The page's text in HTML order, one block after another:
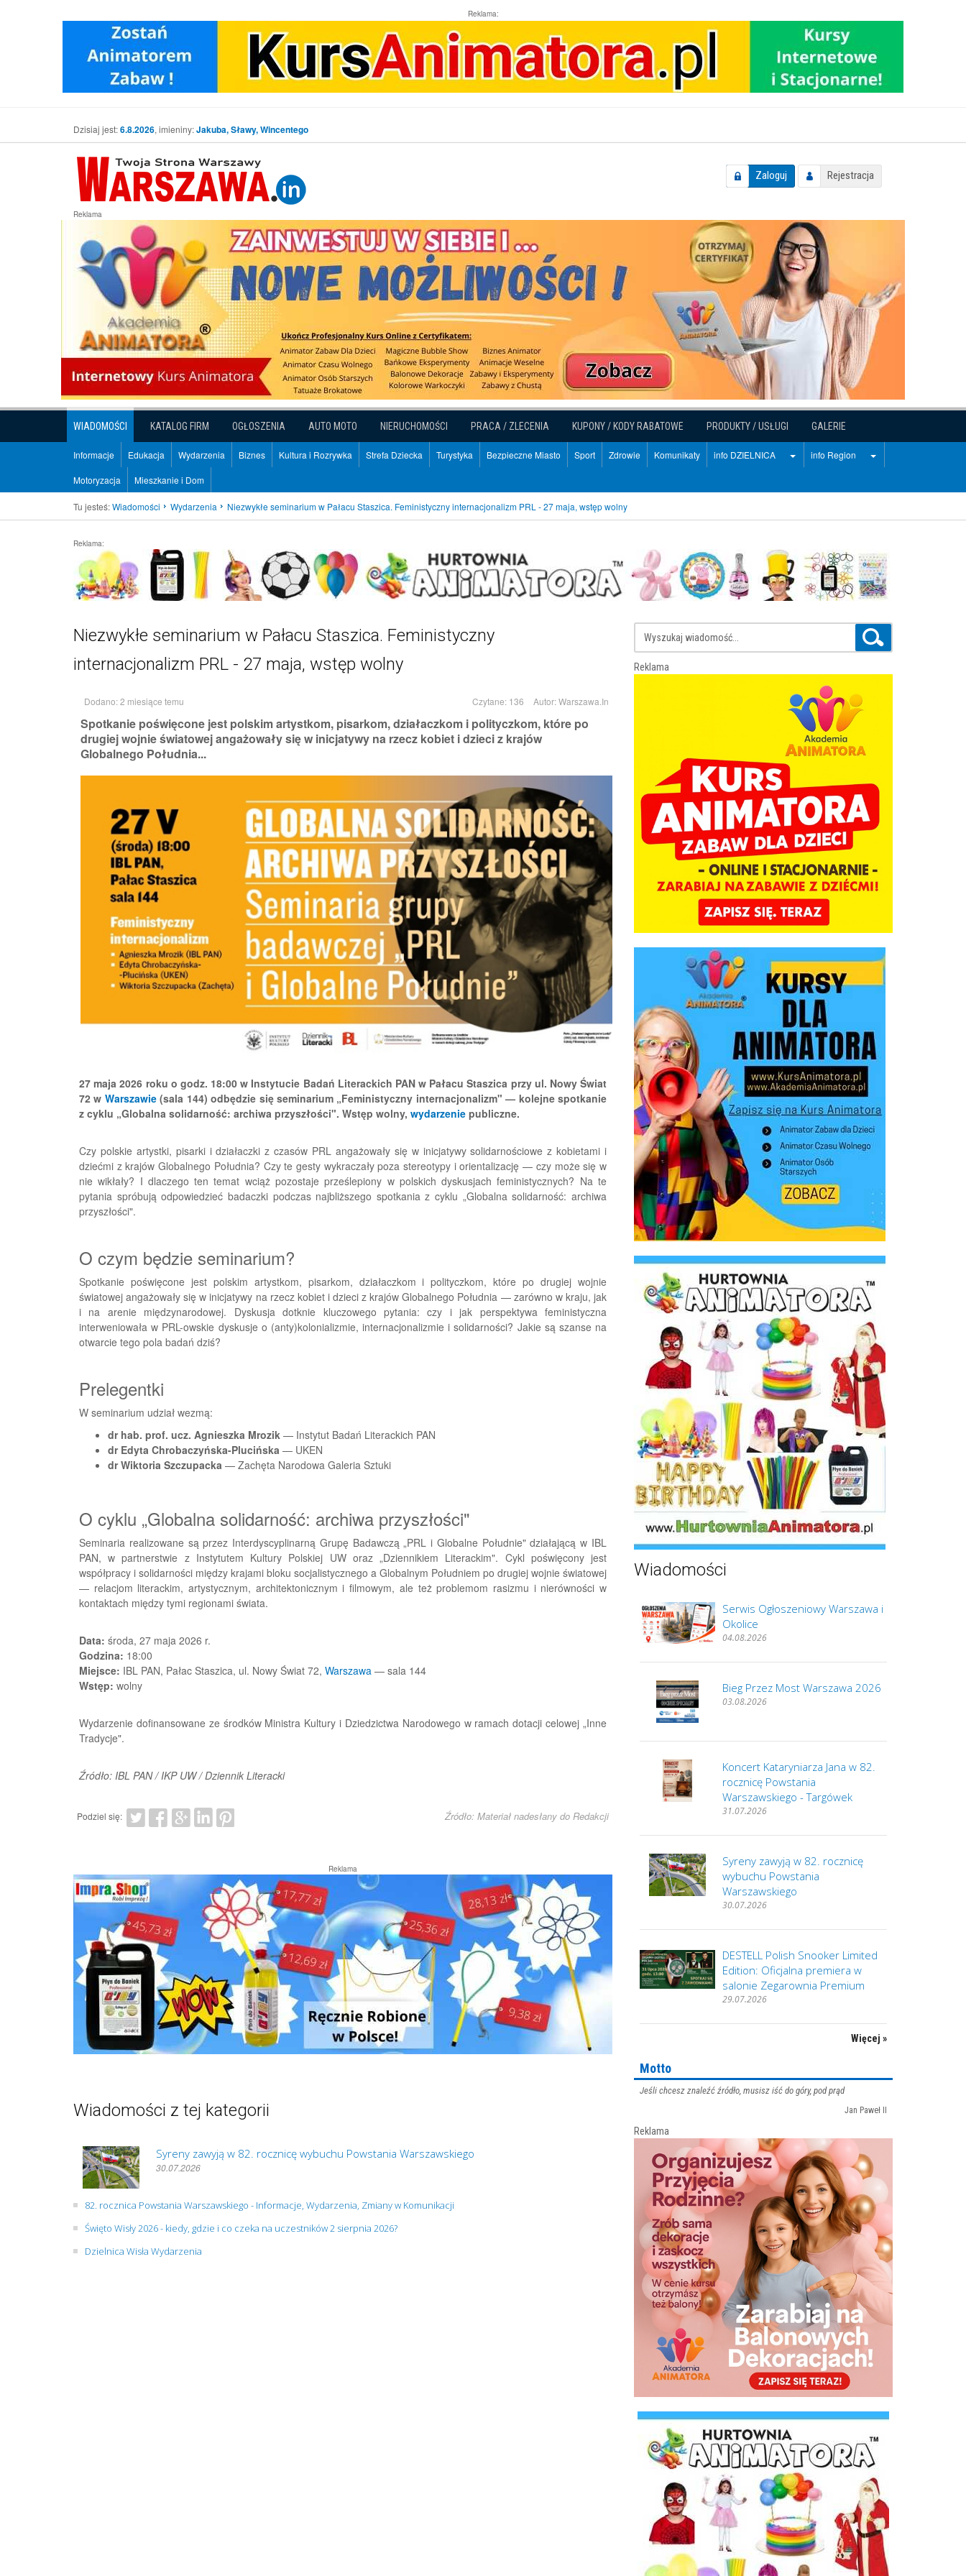
Reklama:
Dzisiaj jest:6.8.2026, imieniny:Jakuba, Sławy, Wincentego
Zaloguj Rejestracja
Reklama
WIADOMOŚCI KATALOG FIRM OGŁOSZENIA AUTO MOTO NIERUCHOMOŚCI PRACA / ZLECENIA KUPONY / KODY RABATOWE PRODUKTY / USŁUGI GALERIE
Informacje Edukacja Wydarzenia Biznes Kultura i Rozrywka Strefa Dziecka Turystyka Bezpieczne Miasto Sport Zdrowie Komunikaty info DZIELNICA info Region
Motoryzacja Mieszkanie i Dom
Tu jesteś:Wiadomości Wydarzenia Niezwykłe seminarium w Pałacu Staszica. Feministyczny internacjonalizm PRL - 27 maja, wstęp wolny
Reklama:
Niezwykłe seminarium w Pałacu Staszica. Feministyczny
internacjonalizm PRL - 27 maja, wstęp wolny
Dodano: 2 miesiące temu Czytane: 136 Autor:Warszawa.In
Spotkanie poświęcone jest polskim artystkom, pisarkom, działaczkom i polityczkom, które po
drugiej wojnie światowej angażowały się w inicjatywy na rzecz kobiet i dzieci z krajów
Globalnego Południa...
27 maja 2026 roku o godz. 18:00 w Instytucie Badań Literackich PAN w Pałacu Staszica przy ul. Nowy Świat
72 w Warszawie(sala 144) odbędzie się seminarium „Feministyczny internacjonalizm" — kolejne spotkanie
z cyklu „Globalna solidarność: archiwa przyszłości". Wstęp wolny, wydarzenie publiczne.
Czy polskie artystki, pisarki i działaczki z czasów PRL angażowały się w inicjatywy solidarnościowe z kobietami i
dziećmi z krajów Globalnego Południa? Czy te gesty wykraczały poza stereotypy i orientalizację — czy może się w
nie wikłały? I dlaczego ten temat wciąż pozostaje prześlepiony w polskich dyskusjach feministycznych? Na te
pytania spróbują odpowiedzieć badaczki podczas najbliższego spotkania z cyklu „Globalna solidarność: archiwa
przyszłości".
O czym będzie seminarium?
Spotkanie poświęcone jest polskim artystkom, pisarkom, działaczkom i polityczkom, które po drugiej wojnie
światowej angażowały się w inicjatywy na rzecz kobiet i dzieci z krajów Globalnego Południa — zarówno w kraju, jak
i na arenie międzynarodowej. Dyskusja dotknie kluczowego pytania: czy i jak perspektywa feministyczna
interweniowała w PRL-owskie dyskusje o (anty)kolonializmie, internacjonalizmie i solidarności? Jakie są szanse na
otwarcie tego pola badań dziś?
Prelegentki
W seminarium udział wezmą:
dr hab. prof. ucz. Agnieszka Mrozik — Instytut Badań Literackich PAN
dr Edyta Chrobaczyńska-Plucińska — UKEN
dr Wiktoria Szczupacka — Zachęta Narodowa Galeria Sztuki
O cyklu „Globalna solidarność: archiwa przyszłości"
Seminaria realizowane są przez Interdyscyplinarną Grupę Badawczą „PRL i Globalne Południe" działającą w IBL
PAN, w partnerstwie z Instytutem Kultury Polskiej UW oraz „Dziennikiem Literackim". Cykl poświęcony jest
współpracy i solidarności między krajami bloku socjalistycznego a Globalnym Południem po drugiej wojnie światowej
— relacjom literackim, artystycznym, architektonicznym i filmowym, ale też problemom rasizmu i nierówności w
kontaktach między tymi regionami świata.
Data: środa, 27 maja 2026 r.
Godzina: 18:00
Miejsce: IBL PAN, Pałac Staszica, ul. Nowy Świat 72, Warszawa — sala 144
Wstęp: wolny
Wydarzenie dofinansowane ze środków Ministra Kultury i Dziedzictwa Narodowego w ramach dotacji celowej „Inne
Tradycje".
Źródło: IBL PAN / IKP UW / Dziennik Literacki
Podziel się: Źródło: Materiał nadesłany do Redakcji
Reklama
Wiadomości z tej kategorii
Syreny zawyją w 82. rocznicę wybuchu Powstania Warszawskiego
30.07.2026
82. rocznica Powstania Warszawskiego - Informacje, Wydarzenia, Zmiany w Komunikacji
Święto Wisły 2026 - kiedy, gdzie i co czeka na uczestników 2 sierpnia 2026?
Dzielnica Wisła Wydarzenia
Reklama
Wiadomości
Serwis Ogłoszeniowy Warszawa i
Okolice
04.08.2026
Bieg Przez Most Warszawa 2026
03.08.2026
Koncert Kataryniarza Jana w 82.
rocznicę Powstania
Warszawskiego - Targówek
31.07.2026
Syreny zawyją w 82. rocznicę
wybuchu Powstania
Warszawskiego
30.07.2026
DESTELL Polish Snooker Limited
Edition: Oficjalna premiera w
salonie Zegarownia Premium
29.07.2026
Więcej »
Motto
Jeśli chcesz znaleźć źródło, musisz iść do góry, pod prąd
Jan Paweł II
Reklama